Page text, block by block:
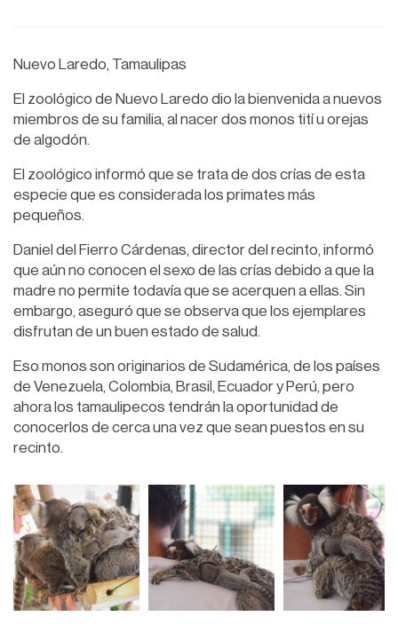
Nuevo Laredo, Tamaulipas
El zoológico de Nuevo Laredo dio la bienvenida a nuevos
miembros de su familia, al nacer dos monos tití u orejas
de algodón.
El zoológico informó que se trata de dos crías de esta
especie que es considerada los primates más
pequeños.
Daniel del Fierro Cárdenas, director del recinto, informó
que aún no conocen el sexo de las crías debido a que la
madre no permite todavía que se acerquen a ellas. Sin
embargo, aseguró que se observa que los ejemplares
disfrutan de un buen estado de salud.
Eso monos son originarios de Sudamérica, de los países
de Venezuela, Colombia, Brasil, Ecuador y Perú, pero
ahora los tamaulipecos tendrán la oportunidad de
conocerlos de cerca una vez que sean puestos en su
recinto.